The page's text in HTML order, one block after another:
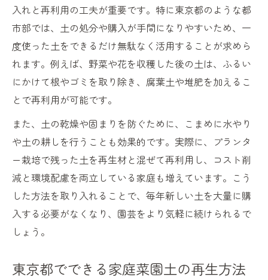
入れと再利用の工夫が重要です。特に東京都のような都
市部では、土の処分や購入が手間になりやすいため、一
度使った土をできるだけ無駄なく活用することが求めら
れます。例えば、野菜や花を収穫した後の土は、ふるい
にかけて根やゴミを取り除き、腐葉土や堆肥を加えるこ
とで再利用が可能です。
また、土の乾燥や固まりを防ぐために、こまめに水やり
や土の耕しを行うことも効果的です。実際に、プランタ
ー栽培で残った土を再生材と混ぜて再利用し、コスト削
減と環境配慮を両立している家庭も増えています。こう
した方法を取り入れることで、毎年新しい土を大量に購
入する必要がなくなり、園芸をより気軽に続けられるで
しょう。
東京都でできる家庭菜園土の再生方法